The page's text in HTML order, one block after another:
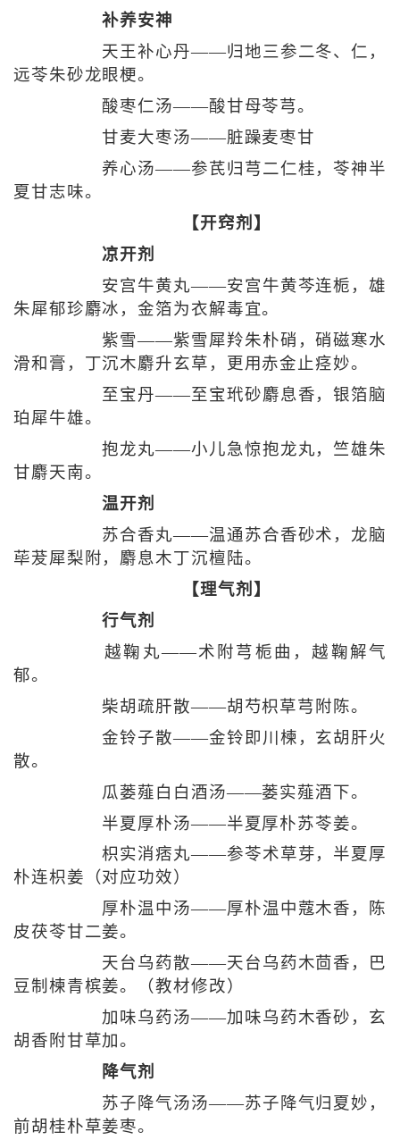
补养安神
天王补心丹——归地三参二冬、仁，
远苓朱砂龙眼梗。
酸枣仁汤——酸甘母苓芎。
甘麦大枣汤——脏躁麦枣甘
养心汤——参芪归芎二仁桂，苓神半
夏甘志味。
【开窍剂】
凉开剂
安宫牛黄丸——安宫牛黄芩连栀，雄
朱犀郁珍麝冰，金箔为衣解毒宜。
紫雪——紫雪犀羚朱朴硝，硝磁寒水
滑和膏，丁沉木麝升玄草，更用赤金止痉妙。
至宝丹——至宝玳砂麝息香，银箔脑
珀犀牛雄。
抱龙丸——小儿急惊抱龙丸，竺雄朱
甘麝天南。
温开剂
苏合香丸——温通苏合香砂术，龙脑
荜茇犀梨附，麝息木丁沉檀陆。
【理气剂】
行气剂
越鞠丸——术附芎栀曲，越鞠解气
郁。
柴胡疏肝散——胡芍枳草芎附陈。
金铃子散——金铃即川楝，玄胡肝火
散。
瓜蒌薤白白酒汤——蒌实薤酒下。
半夏厚朴汤——半夏厚朴苏苓姜。
枳实消痞丸——参苓术草芽，半夏厚
朴连枳姜（对应功效）
厚朴温中汤——厚朴温中蔻木香，陈
皮茯苓甘二姜。
天台乌药散——天台乌药木茴香，巴
豆制楝青槟姜。（教材修改）
加味乌药汤——加味乌药木香砂，玄
胡香附甘草加。
降气剂
苏子降气汤汤——苏子降气归夏妙，
前胡桂朴草姜枣。